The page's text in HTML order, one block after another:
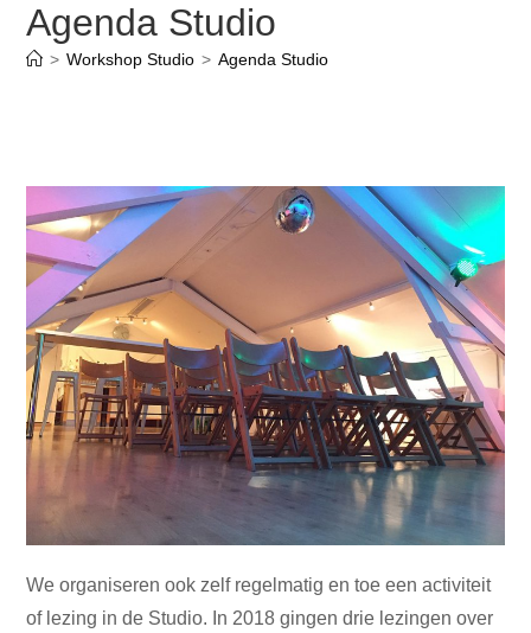
Agenda Studio
> Workshop Studio > Agenda Studio
We organiseren ook zelf regelmatig en toe een activiteit
of lezing in de Studio. In 2018 gingen drie lezingen over